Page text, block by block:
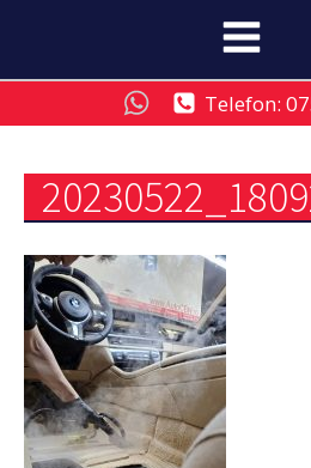
Telefon: